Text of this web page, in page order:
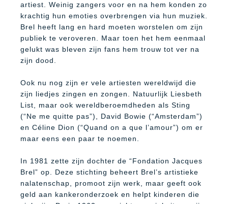
artiest. Weinig zangers voor en na hem konden zo
krachtig hun emoties overbrengen via hun muziek.
Brel heeft lang en hard moeten worstelen om zijn
publiek te veroveren. Maar toen het hem eenmaal
gelukt was bleven zijn fans hem trouw tot ver na
zijn dood.
Ook nu nog zijn er vele artiesten wereldwijd die
zijn liedjes zingen en zongen. Natuurlijk Liesbeth
List, maar ook wereldberoemdheden als Sting
(“Ne me quitte pas”), David Bowie (“Amsterdam”)
en Céline Dion (“Quand on a que l’amour”) om er
maar eens een paar te noemen.
In 1981 zette zijn dochter de “Fondation Jacques
Brel” op. Deze stichting beheert Brel’s artistieke
nalatenschap, promoot zijn werk, maar geeft ook
geld aan kankeronderzoek en helpt kinderen die